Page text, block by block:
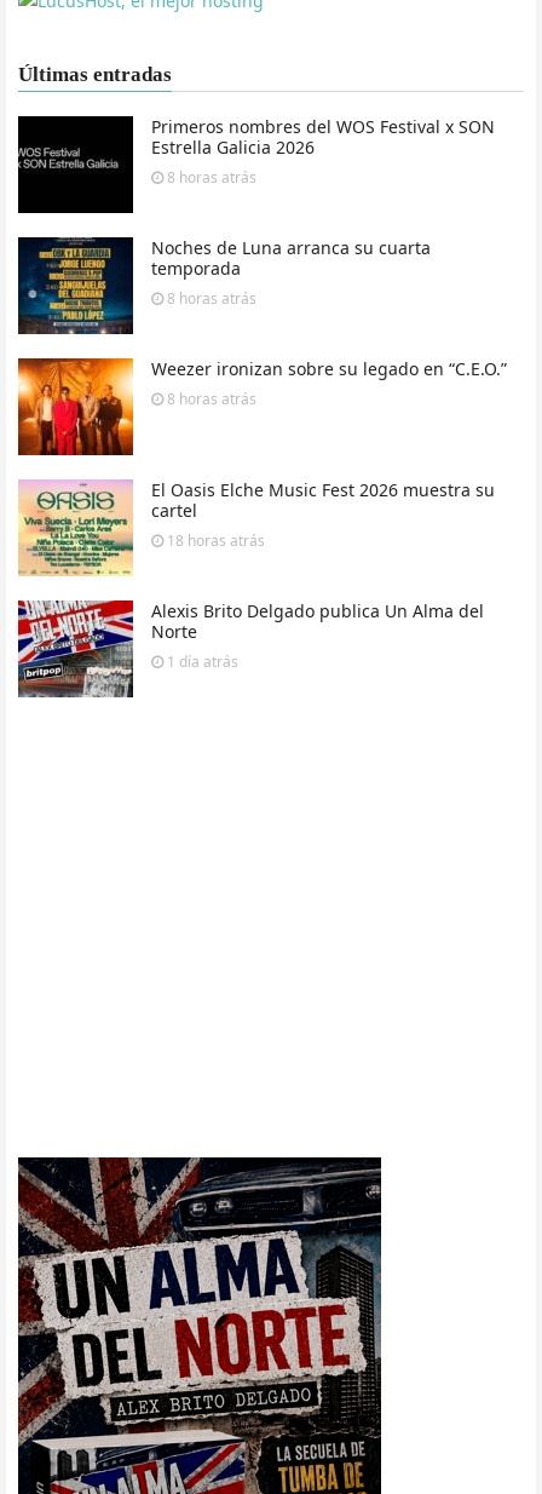
Últimas entradas
Primeros nombres del WOS Festival x SON
Estrella Galicia 2026
8 horas atrás
Noches de Luna arranca su cuarta
temporada
8 horas atrás
Weezer ironizan sobre su legado en “C.E.O.”
8 horas atrás
El Oasis Elche Music Fest 2026 muestra su
cartel
18 horas atrás
Alexis Brito Delgado publica Un Alma del
Norte
1 día atrás